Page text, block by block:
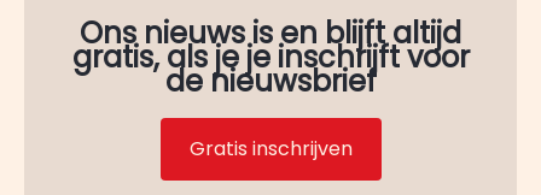
Ons nieuws is en blijft altijd
gratis, als je je inschrijft voor
de nieuwsbrief
Gratis inschrijven